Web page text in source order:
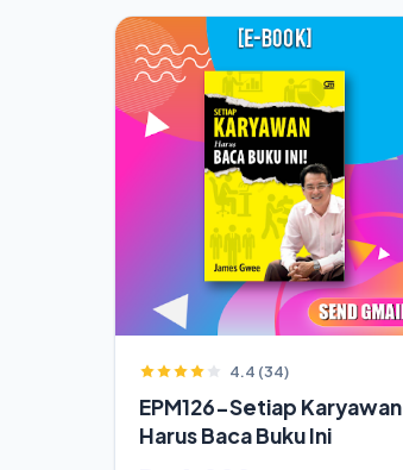
4.4 (34)
EPM126-Setiap Karyawan
Harus Baca Buku Ini